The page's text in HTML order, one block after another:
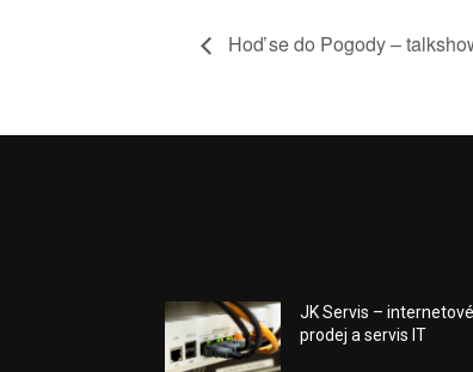
Hoď se do Pogody –
JK Servis –
prodej a servis IT